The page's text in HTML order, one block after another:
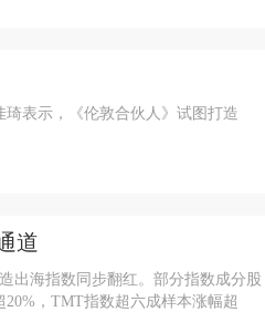
表示，《伦敦合伙人》试图打造
道
出海指数同步翻红。部分指数成分股
，TMT指数超六成样本涨幅超